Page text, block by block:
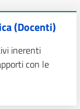
(Docenti)
inerenti
con le